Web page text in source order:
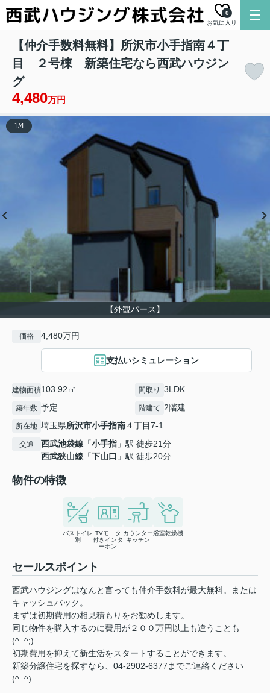
お気に入り
0
【仲介手数料無料】所沢市小手指南４丁
目 ２号棟 新築住宅なら西武ハウジン
グ
4,480万円
【外観パース】
1/4
価格 4,480万円
支払いシミュレーション
建物面積103.92㎡ 間取り 3LDK
築年数 予定 階建て 2階建
所在地 埼玉県所沢市小手指南４丁目7-1
交通 西武池袋線 「小手指 」駅 徒歩21分
西武狭山線 「下山口 」駅 徒歩20分
物件の特徴
バストイレ
別
TVモニタ
付きインタ
ーホン
カウンター
キッチン
浴室乾燥機
セールスポイント
西武ハウジングはなんと言っても仲介手数料が最大無料。または
キャッシュバック。
まずは初期費用の相見積もりをお勧めします。
同じ物件を購入するのに費用が２００万円以上も違うことも
(^_^;)
初期費用を抑えて新生活をスタートすることができます。
新築分譲住宅を探すなら、04-2902-6377までご連絡ください
(^_^)